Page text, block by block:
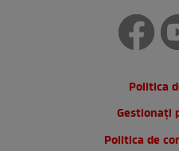
Politica
Gestionați
Politica de